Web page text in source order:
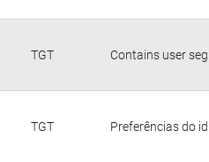
TGT Contains user
TGT Preferências do